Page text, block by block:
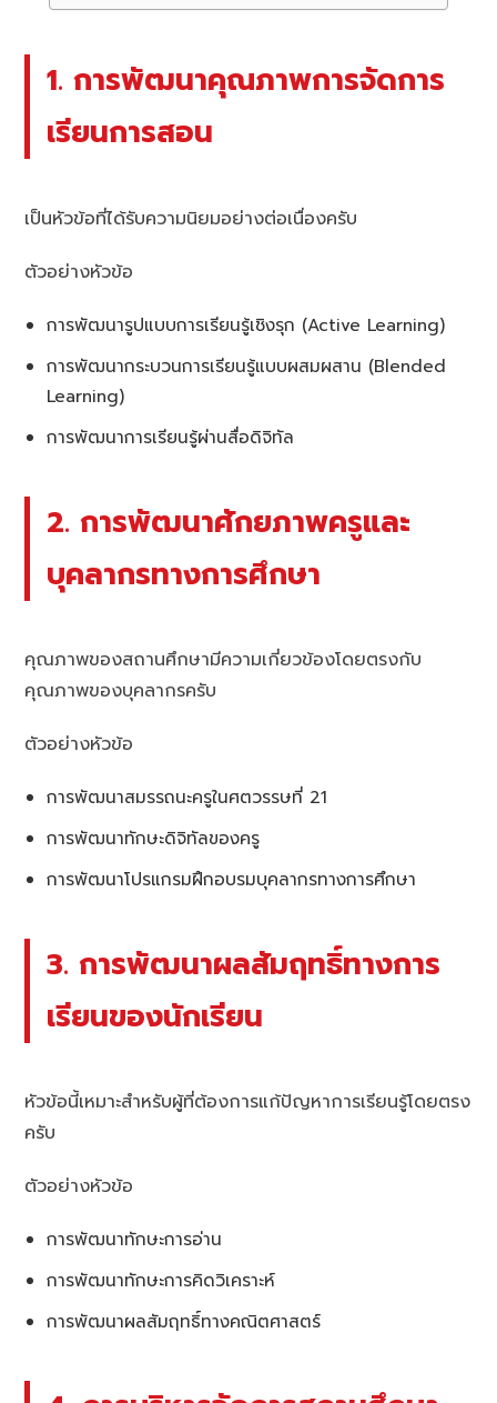
1. การพัฒนาคุณภาพการจัดการ
เรียนการสอน
เป็นหัวข้อที่ได้รับความนิยมอย่างต่อเนื่องครับ
ตัวอย่างหัวข้อ
การพัฒนารูปแบบการเรียนรู้เชิงรุก (Active Learning)
การพัฒนากระบวนการเรียนรู้แบบผสมผสาน (Blended
Learning)
การพัฒนาการเรียนรู้ผ่านสื่อดิจิทัล
2. การพัฒนาศักยภาพครูและ
บุคลากรทางการศึกษา
คุณภาพของสถานศึกษามีความเกี่ยวข้องโดยตรงกับ
คุณภาพของบุคลากรครับ
ตัวอย่างหัวข้อ
การพัฒนาสมรรถนะครูในศตวรรษที่ 21
การพัฒนาทักษะดิจิทัลของครู
การพัฒนาโปรแกรมฝึกอบรมบุคลากรทางการศึกษา
3. การพัฒนาผลสัมฤทธิ์ทางการ
เรียนของนักเรียน
หัวข้อนี้เหมาะสำหรับผู้ที่ต้องการแก้ปัญหาการเรียนรู้โดยตรง
ครับ
ตัวอย่างหัวข้อ
การพัฒนาทักษะการอ่าน
การพัฒนาทักษะการคิดวิเคราะห์
การพัฒนาผลสัมฤทธิ์ทางคณิตศาสตร์